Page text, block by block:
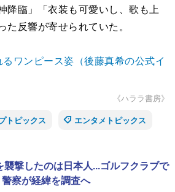
降臨」「衣装も可愛いし、歌も上
反響が寄せられていた。
ワンピース姿（後藤真希の公式イ
《ハララ書房》
トピックス エンタメトピックス
襲撃したのは日本人...ゴルフクラブで
察が経緯を調査へ